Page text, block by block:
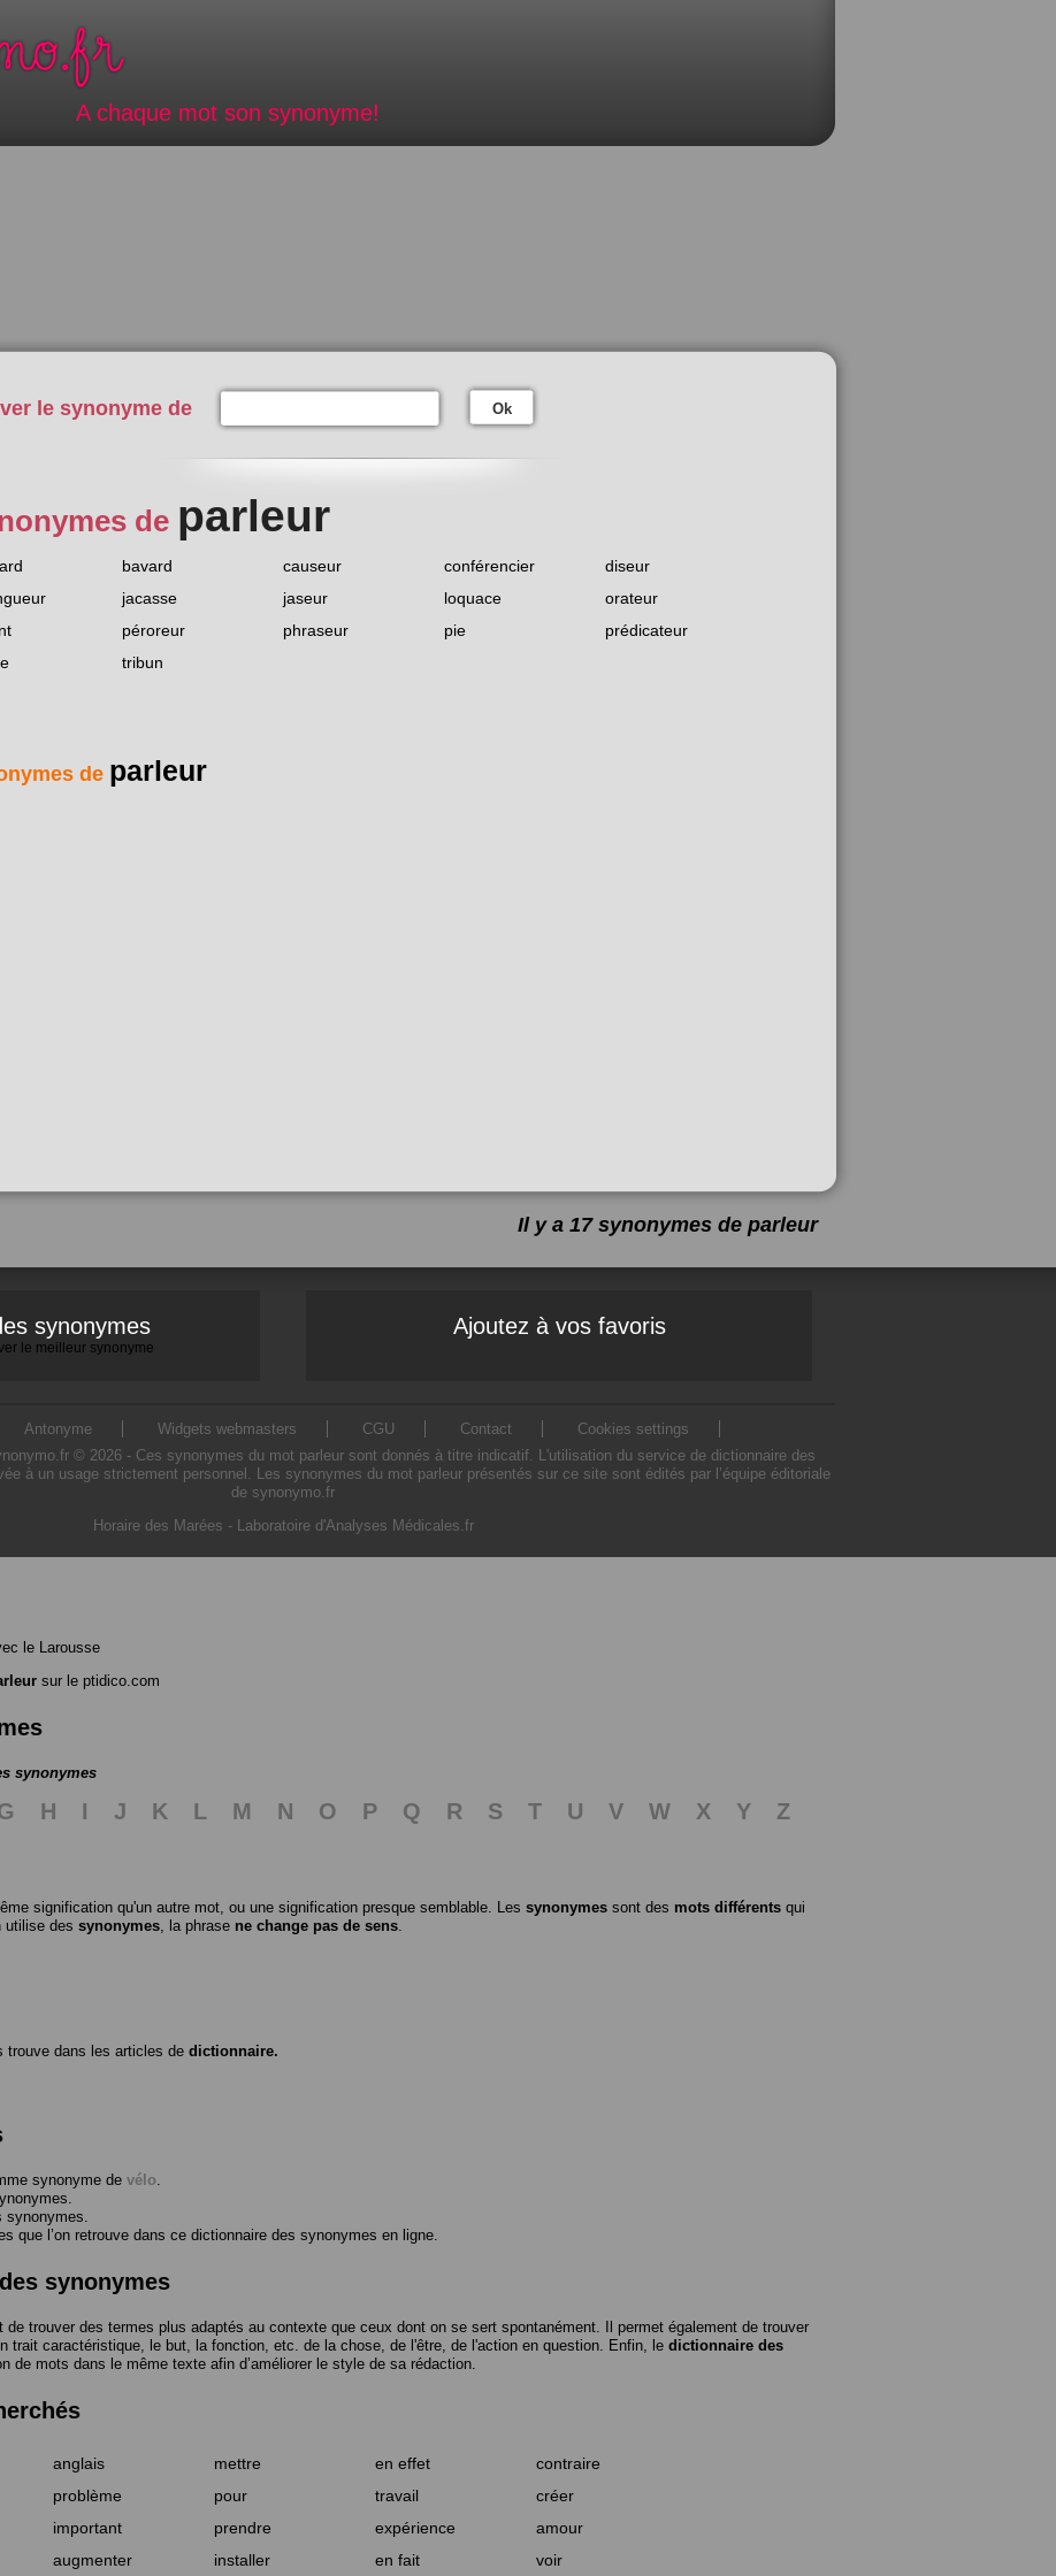
A chaque mot son synonyme!
le synonyme de Ok
de parleur
bavard causeur conférencier
diseur
jacasse jaseur loquace
orateur
péroreur phraseur pie
prédicateur
tribun
de parleur
Il y a 17 synonymes de parleur
synonymes
le meilleur synonyme
Ajoutez à vos favoris
Antonyme Widgets webmasters CGU Contact
Cookies settings
© 2026 - Ces synonymes du mot parleur sont donnés à titre indicatif. L'utilisation du service de dictionnaire des
à un usage strictement personnel. Les synonymes du mot parleur présentés sur ce site sont édités par l’équipe éditoriale
de synonymo.fr
Horaire des Marées - Laboratoire d'Analyses Médicales.fr
le Larousse
sur le ptidico.com
synonymes
H I J K L M N O P Q R S T U V W X Y
Z
signification qu'un autre mot, ou une signification presque semblable. Les synonymes sont des mots différents qui
utilise des synonymes , la phrase ne change pas de sens
trouve dans les articles de dictionnaire.
synonyme de vélo
synonymes.
que l’on retrouve dans ce dictionnaire des synonymes en ligne.
synonymes
de trouver des termes plus adaptés au contexte que ceux dont on se sert spontanément. Il permet également de trouver
trait caractéristique, le but, la fonction, etc. de la chose, de l'être, de l'action en question. Enfin, le dictionnaire des
de mots dans le même texte afin d’améliorer le style de sa rédaction.
anglais mettre en effet
contraire
problème pour travail
créer
important prendre expérience
amour
augmenter installer en fait voir